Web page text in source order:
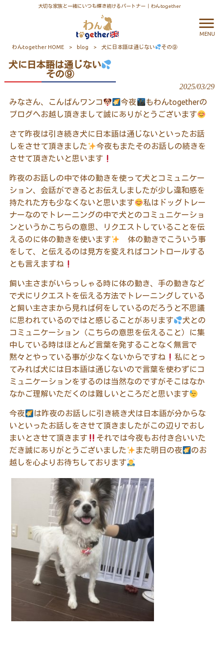
大切な家族と一緒にいつも輝き続けるパートナー｜わんtogether
MENU
わんtogether HOME > blog > 犬に日本語は通じない その⑨
犬に日本語は通じない
その⑨
2025/03/29
みなさん、こんばんワンコ 今夜
もわんtogetherの
ブログへお越し頂きまして誠にありがとうございます
さて昨夜は引き続き犬に日本語は通じないといったお話
しをさせて頂きました
今夜もまたそのお話しの続きを
させて頂きたいと思います
昨夜のお話しの中で体の動きを使って犬とコミュニケー
ション、会話ができるとお伝えしましたが少し違和感を
持たれた方も少なくないと思います
私はドッグトレー
ナーなのでトレーニングの中で犬とのコミュニケーショ
ンというかこちらの意思、リクエストしていることを伝
えるのに体の動きを使います
体の動きでこういう事
をして、と伝えるのは見方を変えればコントロールする
とも言えますね
飼い主さまがいらっしゃる時に体の動き、手の動きなど
で犬にリクエストを伝える方法でトレーニングしている
と飼い主さまから見れば何をしているのだろうと不思議
に思われているのではと感じることがあります
犬との
コミュニケーション（こちらの意思を伝えること）に集
中している時はほとんど言葉を発することなく無言で
黙々とやっている事が少なくないからですね
私にとっ
てみれば犬には日本語は通じないので言葉を使わずにコ
ミュニケーションをするのは当然なのですがそこはなか
なかご理解いただくのは難しいところだと思います
今夜
は昨夜のお話しに引き続き犬は日本語が分からな
いといったお話しをさせて頂きましたがこの辺りでおし
まいとさせて頂きます
それでは今夜もお付き合いいた
だき誠にありがとうございました
また明日の夜
のお
越しを心よりお待ちしております